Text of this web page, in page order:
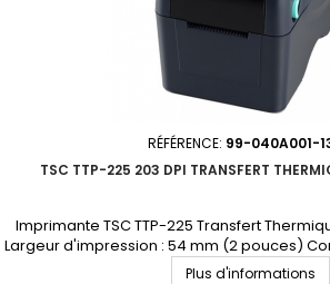
RÉFÉRENCE: 99-040A001-
TSC TTP-225 203 DPI TRANSFERT
Imprimante TSC TTP-225 Transfert
Largeur d'impression : 54 mm (2 pouces)
Ethernet Demandez votre devis
Plus d'informations